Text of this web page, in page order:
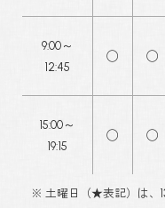
9:00～
12:45
◯ ◯
15:00～
19:15
◯ ◯
※ 土曜日（★表記）は、